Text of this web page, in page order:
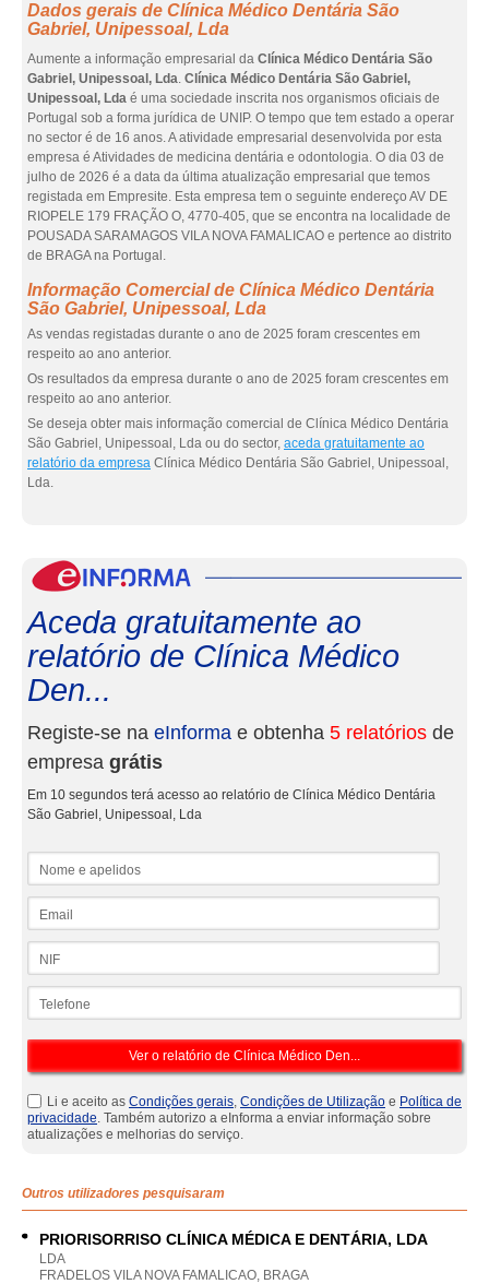
Dados gerais de Clínica Médico Dentária São
Gabriel, Unipessoal, Lda
Aumente a informação empresarial da Clínica Médico Dentária São
Gabriel, Unipessoal, Lda. Clínica Médico Dentária São Gabriel,
Unipessoal, Lda é uma sociedade inscrita nos organismos oficiais de
Portugal sob a forma jurídica de UNIP. O tempo que tem estado a operar
no sector é de 16 anos. A atividade empresarial desenvolvida por esta
empresa é Atividades de medicina dentária e odontologia. O dia 03 de
julho de 2026 é a data da última atualização empresarial que temos
registada em Empresite. Esta empresa tem o seguinte endereço AV DE
RIOPELE 179 FRAÇÃO O, 4770-405, que se encontra na localidade de
POUSADA SARAMAGOS VILA NOVA FAMALICAO e pertence ao distrito
de BRAGA na Portugal.
Informação Comercial de Clínica Médico Dentária
São Gabriel, Unipessoal, Lda
As vendas registadas durante o ano de 2025 foram crescentes em
respeito ao ano anterior.
Os resultados da empresa durante o ano de 2025 foram crescentes em
respeito ao ano anterior.
Se deseja obter mais informação comercial de Clínica Médico Dentária
São Gabriel, Unipessoal, Lda ou do sector, aceda gratuitamente ao
relatório da empresa Clínica Médico Dentária São Gabriel, Unipessoal,
Lda.
Aceda gratuitamente ao
relatório de Clínica Médico
Den...
Registe-se na eInforma e obtenha 5 relatórios de
empresa grátis
Em 10 segundos terá acesso ao relatório de Clínica Médico Dentária
São Gabriel, Unipessoal, Lda
Li e aceito as Condições gerais, Condições de Utilização e Política de
privacidade. Também autorizo a eInforma a enviar informação sobre
atualizações e melhorias do serviço.
Outros utilizadores pesquisaram
PRIORISORRISO CLÍNICA MÉDICA E DENTÁRIA, LDA
LDA
FRADELOS VILA NOVA FAMALICAO, BRAGA